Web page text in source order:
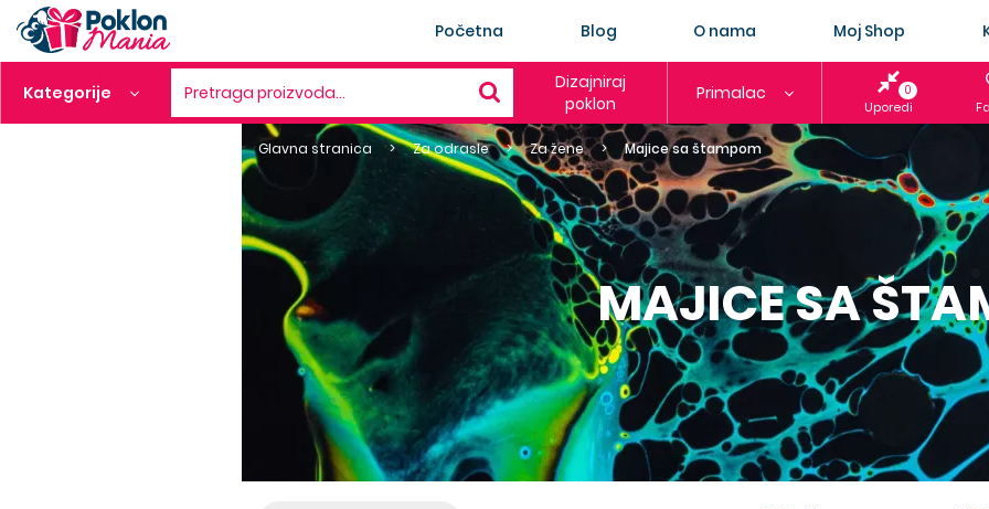
Početna Blog O nama Moj Shop
Kategorije Pretraga proizvoda…
Dizajniraj
poklon
Primalac 0
Uporedi
Glavna stranica Za odrasle Za žene Majice sa štampom
MAJICE SA